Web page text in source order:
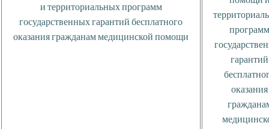
и территориальных программ
государственных гарантий бесплатного
оказания гражданам медицинской помощи
программ
гарантий
оказания